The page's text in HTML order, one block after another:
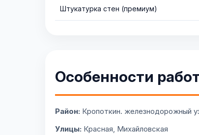
Штукатурка стен (премиум)
Особенности
Район: Кропоткин. железнодорожный
Улицы: Красная, Михайловская